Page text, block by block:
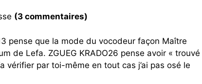
(3 commentaires)
pense que la mode du vocodeur façon Maître
de Lefa. ZGUEG KRADO26 pense avoir « trouvé
vérifier par toi-même en tout cas j’ai pas osé le